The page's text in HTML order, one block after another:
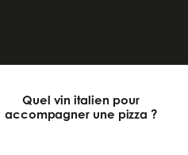
Quel vin italien pour
accompagner une pizza ?